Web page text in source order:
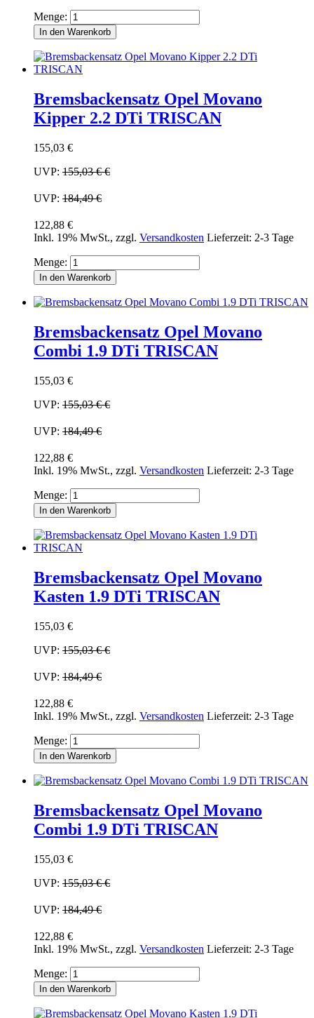
Menge:
In den Warenkorb
Bremsbackensatz Opel Movano
Kipper 2.2 DTi TRISCAN
155,03 €
UVP: 155,03 €€
UVP: 184,49 €
122,88 €
Inkl. 19% MwSt., zzgl. Versandkosten Lieferzeit: 2-3 Tage
Menge:
In den Warenkorb
Bremsbackensatz Opel Movano
Combi 1.9 DTi TRISCAN
155,03 €
UVP: 155,03 €€
UVP: 184,49 €
122,88 €
Inkl. 19% MwSt., zzgl. Versandkosten Lieferzeit: 2-3 Tage
Menge:
In den Warenkorb
Bremsbackensatz Opel Movano
Kasten 1.9 DTi TRISCAN
155,03 €
UVP: 155,03 €€
UVP: 184,49 €
122,88 €
Inkl. 19% MwSt., zzgl. Versandkosten Lieferzeit: 2-3 Tage
Menge:
In den Warenkorb
Bremsbackensatz Opel Movano
Combi 1.9 DTi TRISCAN
155,03 €
UVP: 155,03 €€
UVP: 184,49 €
122,88 €
Inkl. 19% MwSt., zzgl. Versandkosten Lieferzeit: 2-3 Tage
Menge:
In den Warenkorb